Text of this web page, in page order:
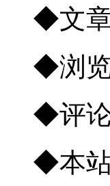
◆文
◆浏览
◆评
◆本